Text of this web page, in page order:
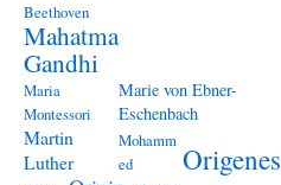
Beethoven
Mahatma
Gandhi
Maria
Montessori
Marie von Ebner-
Eschenbach
Martin
Luther
Mohamm
ed
Origenes